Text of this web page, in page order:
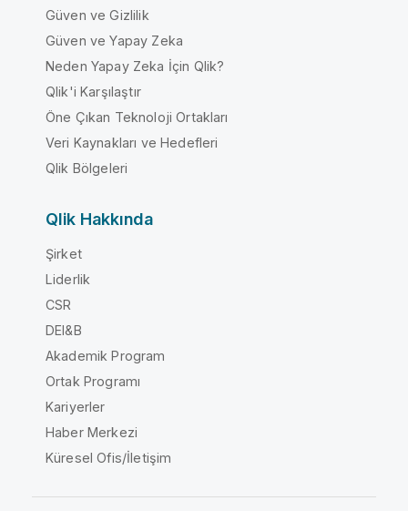
Güven ve Gizlilik
Güven ve Yapay Zeka
Neden Yapay Zeka İçin Qlik?
Qlik'i Karşılaştır
Öne Çıkan Teknoloji Ortakları
Veri Kaynakları ve Hedefleri
Qlik Bölgeleri
Qlik Hakkında
Şirket
Liderlik
CSR
DEI&B
Akademik Program
Ortak Programı
Kariyerler
Haber Merkezi
Küresel Ofis/İletişim